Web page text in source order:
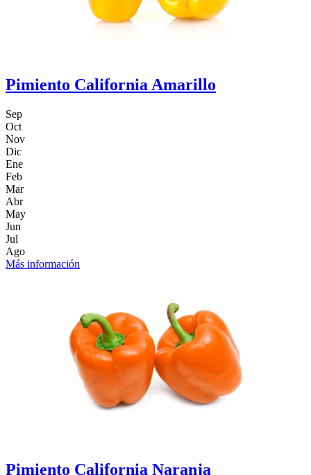
Pimiento California Amarillo
Sep
Oct
Nov
Dic
Ene
Feb
Mar
Abr
May
Jun
Jul
Ago
Más información
Pimiento California Naranja